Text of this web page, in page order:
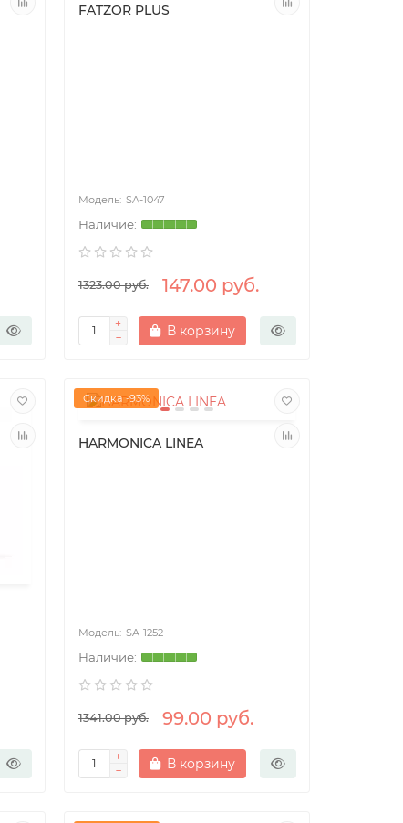
FATZOR PLUS
SA-1047
1323.00 руб. 147.00 руб.
В корзину
Скидка -93%
HARMONICA LINEA
SA-1252
1341.00 руб. 99.00 руб.
В корзину